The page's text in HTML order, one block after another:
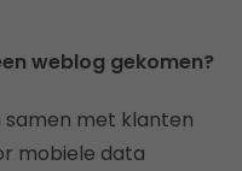
weblog gekomen?
samen met klanten
mobiele data